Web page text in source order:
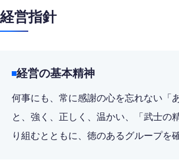
経営指針
経営の基本精神
何事にも、常に感謝の心を忘れない「
と、強く、正しく、温かい、「武士の
り組むとともに、徳のあるグループを